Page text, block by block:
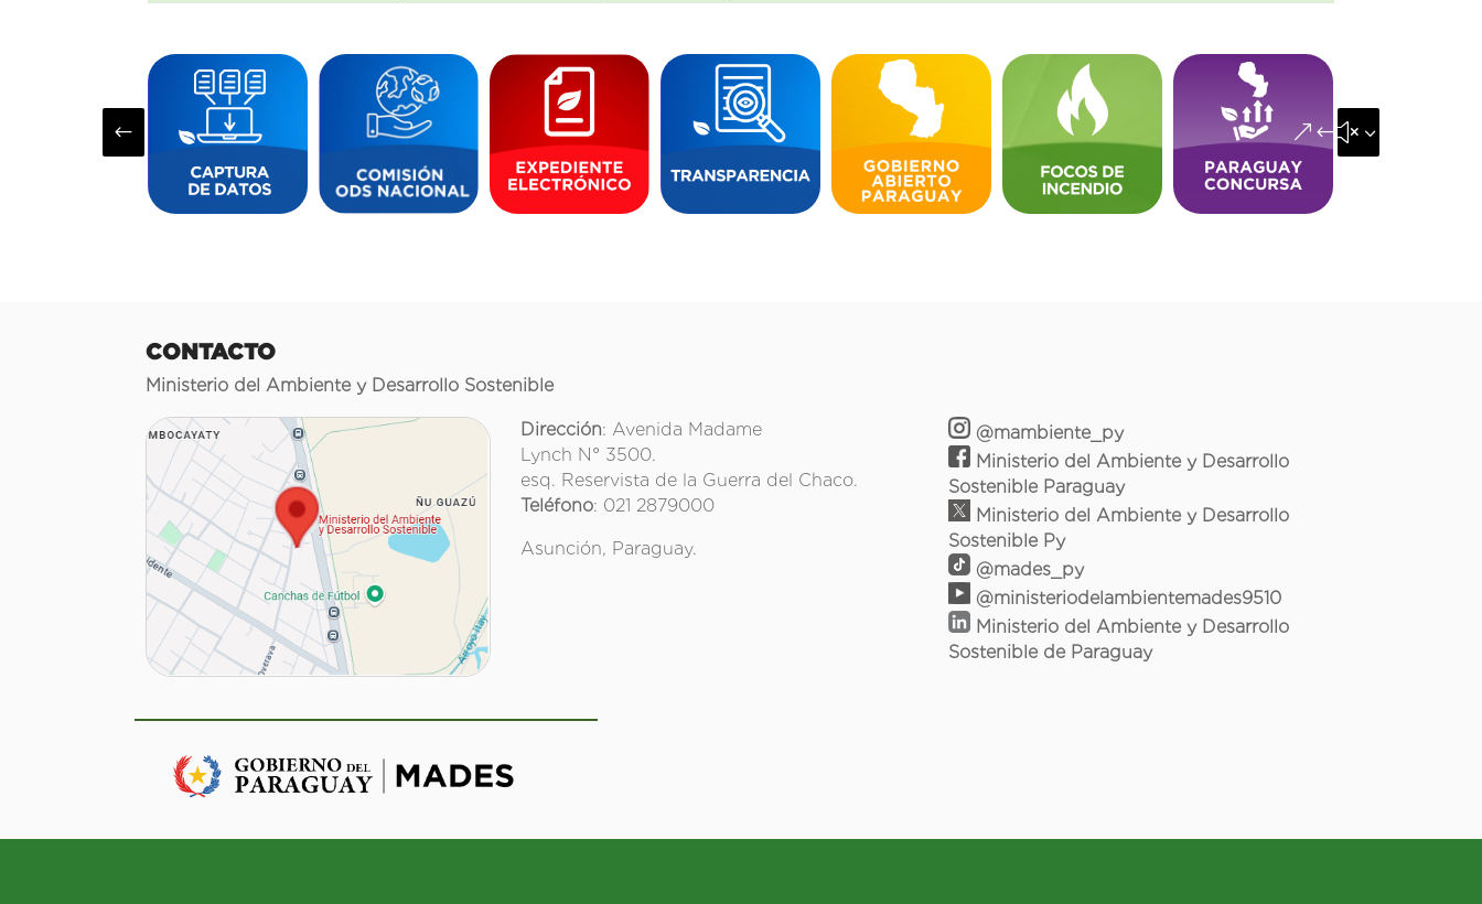
# &#x35;
CONTACTO
Ministerio del Ambiente y Desarrollo Sostenible
Dirección: Avenida Madame
Lynch N° 3500.
esq. Reservista de la Guerra del Chaco.
Teléfono: 021 2879000
Asunción, Paraguay.
@mambiente_py
Ministerio del Ambiente y Desarrollo
Sostenible Paraguay
Ministerio del Ambiente y Desarrollo
Sostenible Py
@mades_py
@ministeriodelambientemades9510
Ministerio del Ambiente y Desarrollo
Sostenible de Paraguay